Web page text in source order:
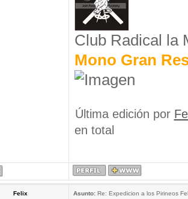
Club Radical la
Mono Gran
Última edición por
en total
Felix Asunto:Re: Expedicion a los Pirineos